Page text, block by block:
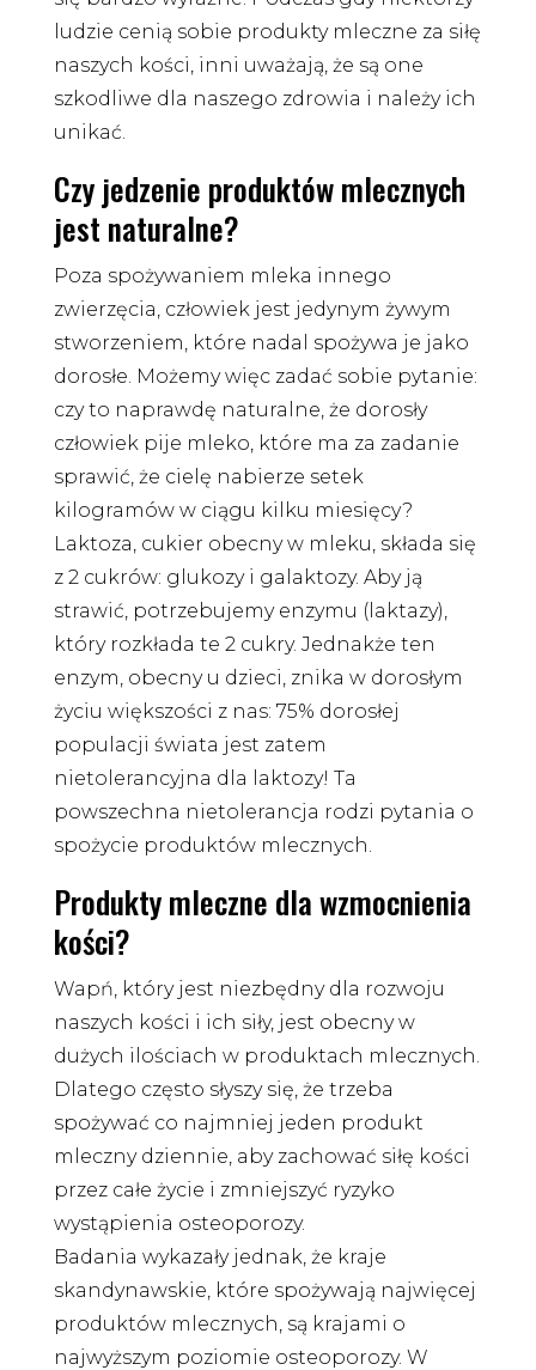
ludzie cenią sobie produkty mleczne za siłę
naszych kości, inni uważają, że są one
szkodliwe dla naszego zdrowia i należy ich
unikać.
Czy jedzenie produktów mlecznych
jest naturalne?
Poza spożywaniem mleka innego
zwierzęcia, człowiek jest jedynym żywym
stworzeniem, które nadal spożywa je jako
dorosłe. Możemy więc zadać sobie pytanie:
czy to naprawdę naturalne, że dorosły
człowiek pije mleko, które ma za zadanie
sprawić, że cielę nabierze setek
kilogramów w ciągu kilku miesięcy?
Laktoza, cukier obecny w mleku, składa się
z 2 cukrów: glukozy i galaktozy. Aby ją
strawić, potrzebujemy enzymu (laktazy),
który rozkłada te 2 cukry. Jednakże ten
enzym, obecny u dzieci, znika w dorosłym
życiu większości z nas: 75% dorosłej
populacji świata jest zatem
nietolerancyjna dla laktozy! Ta
powszechna nietolerancja rodzi pytania o
spożycie produktów mlecznych.
Produkty mleczne dla wzmocnienia
kości?
Wapń, który jest niezbędny dla rozwoju
naszych kości i ich siły, jest obecny w
dużych ilościach w produktach mlecznych.
Dlatego często słyszy się, że trzeba
spożywać co najmniej jeden produkt
mleczny dziennie, aby zachować siłę kości
przez całe życie i zmniejszyć ryzyko
wystąpienia osteoporozy.
Badania wykazały jednak, że kraje
skandynawskie, które spożywają najwięcej
produktów mlecznych, są krajami o
najwyższym poziomie osteoporozy. W